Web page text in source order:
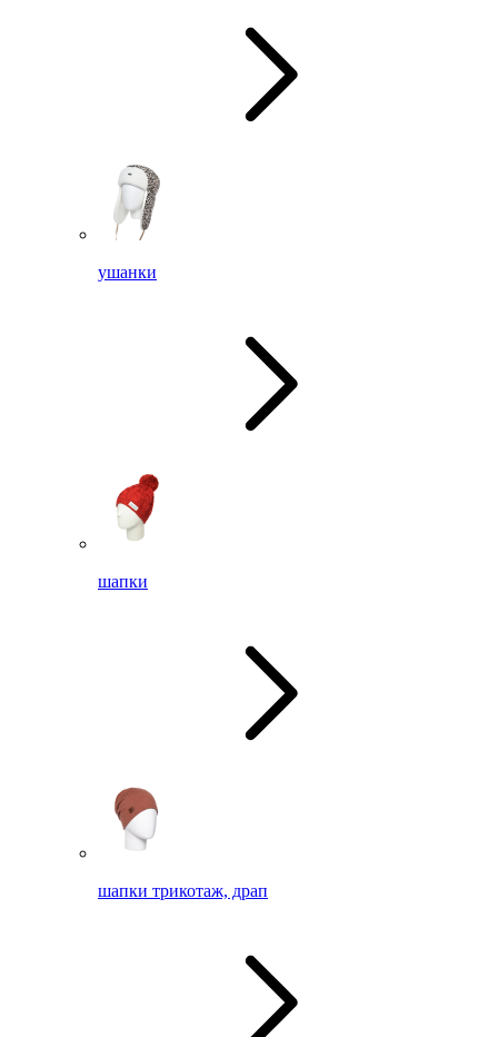
ушанки
шапки
шапки трикотаж, драп